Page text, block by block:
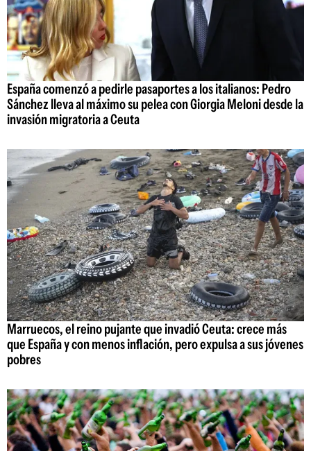
España comenzó a pedirle pasaportes a los italianos: Pedro
Sánchez lleva al máximo su pelea con Giorgia Meloni desde la
invasión migratoria a Ceuta
Marruecos, el reino pujante que invadió Ceuta: crece más
que España y con menos inflación, pero expulsa a sus jóvenes
pobres